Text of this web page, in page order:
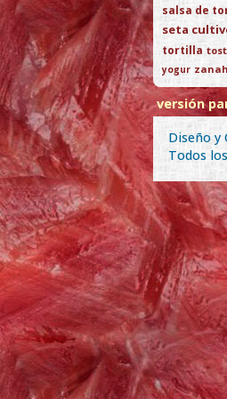
salsa de
seta
tortilla
yogur
versión
Diseño y
Todos